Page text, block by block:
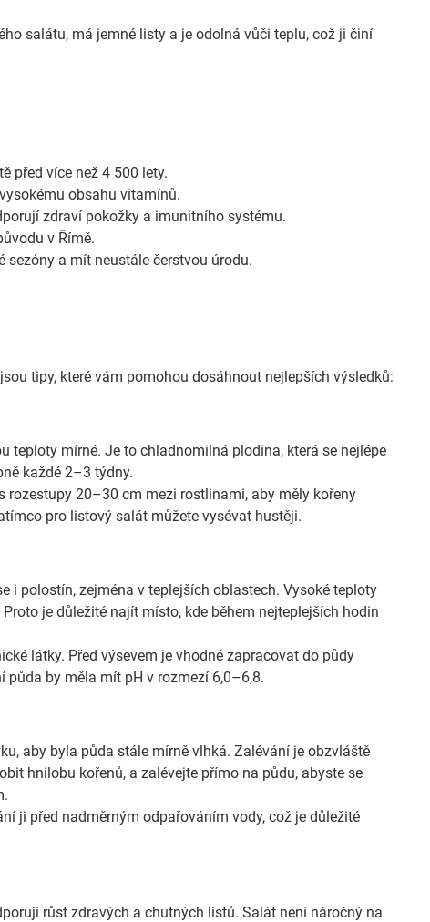
salátu, má jemné listy a je odolná vůči teplu, což ji činí
před více než 4 500 lety.
obsahu vitamínů.
zdraví pokožky a imunitního systému.
v Římě.
sezóny a mít neustále čerstvou úrodu.
tipy, které vám pomohou dosáhnout nejlepších výsledků:
teploty mírné. Je to chladnomilná plodina, která se nejlépe
každé 2–3 týdny.
rozestupy 20–30 cm mezi rostlinami, aby měly kořeny
pro listový salát můžete vysévat hustěji.
i polostín, zejména v teplejších oblastech. Vysoké teploty
je důležité najít místo, kde během nejteplejších hodin
látky. Před výsevem je vhodné zapracovat do půdy
by měla mít pH v rozmezí 6,0–6,8.
aby byla půda stále mírně vlhká. Zalévání je obzvláště
hnilobu kořenů, a zalévejte přímo na půdu, abyste se
ji před nadměrným odpařováním vody, což je důležité
růst zdravých a chutných listů. Salát není náročný na